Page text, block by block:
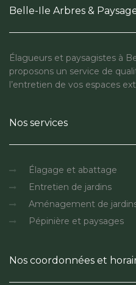
Belle-Ile Arbres &
Élagueurs et paysagistes à
proposons un service de
l’entretien de vos espaces
Nos services
Élagage et abattage
Entretien de jardins
Aménagement de
Pépinière et paysages
Nos coordonnées et